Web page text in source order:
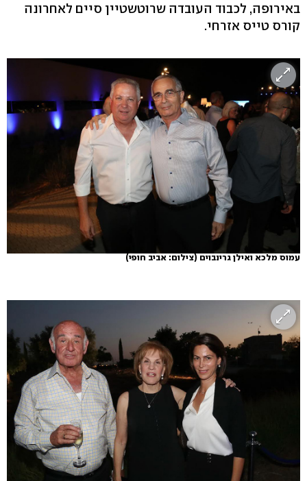
באירופה, לכבוד העובדה שרוטשטיין סיים לאחרונה
קורס טייס אזרחי.
עמוס מלכא ואילן גרינבוים (צילום: אביב חופי)